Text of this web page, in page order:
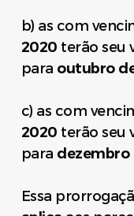
b) as com
2020 terão seu
para outubro
c) as com
2020 terão seu
para dezembro
Essa